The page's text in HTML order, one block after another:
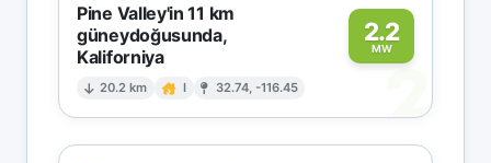
Pine Valley'in 11 km
güneydoğusunda,
Kaliforniya
20.2 km I 32.74, -116.45
2.2
MW
2